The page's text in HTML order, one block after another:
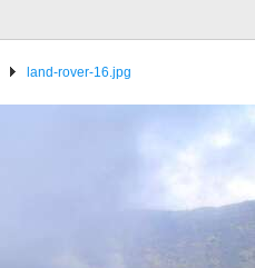
land-rover-16.jpg